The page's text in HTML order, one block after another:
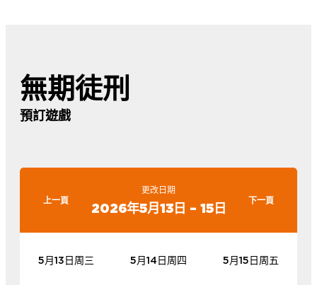
無期徒刑
預訂遊戲
上一頁
更改日期
2026年5月13日 – 15日 下一頁
5月13日周三 5月14日周四 5月15日周五